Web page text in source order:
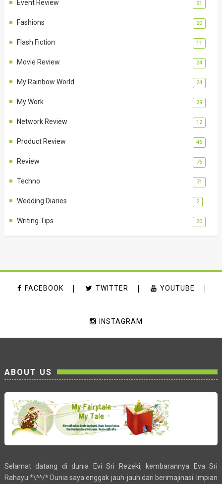
Event Review 91
Fashions 20
Flash Fiction 11
Movie Review 24
My Rainbow World 24
My Work 29
Network Review 12
Product Review 46
Review 75
Techno 71
Wedding Diaries 2
Writing Tips 20
FACEBOOK TWITTER YOUTUBE
INSTAGRAM
ABOUT US
Selamat datang di dunia Evi Sri Rezeki, kembarannya Eva Sri
Rahayu *\^^/* Dunia saya enggak jauh-jauh dari berimajinasi. Impian